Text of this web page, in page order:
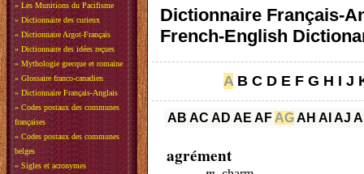
» Les Munitions du Pacifisme
» Dictionnaire des curieux
» Dictionnaire Argot-Français
» Dictionnaire des idées reçues
» Mythologie grecque et romaine
» Glossaire franco-canadien
» Dictionnaire Français-Anglais
» Codes postaux des communes
françaises
» Codes postaux des communes
belges
» Sigles et acronymes
Dictionnaire Français-
French-English
A B C D E F G H I J
AB AC AD AE AF AGAH AI AJ
agrément